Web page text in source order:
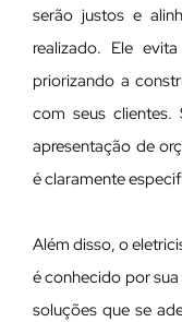
serão justos e
realizado. Ele
priorizando a
com seus clientes.
apresentação de
é claramente
Além disso, o
é conhecido por
soluções que se